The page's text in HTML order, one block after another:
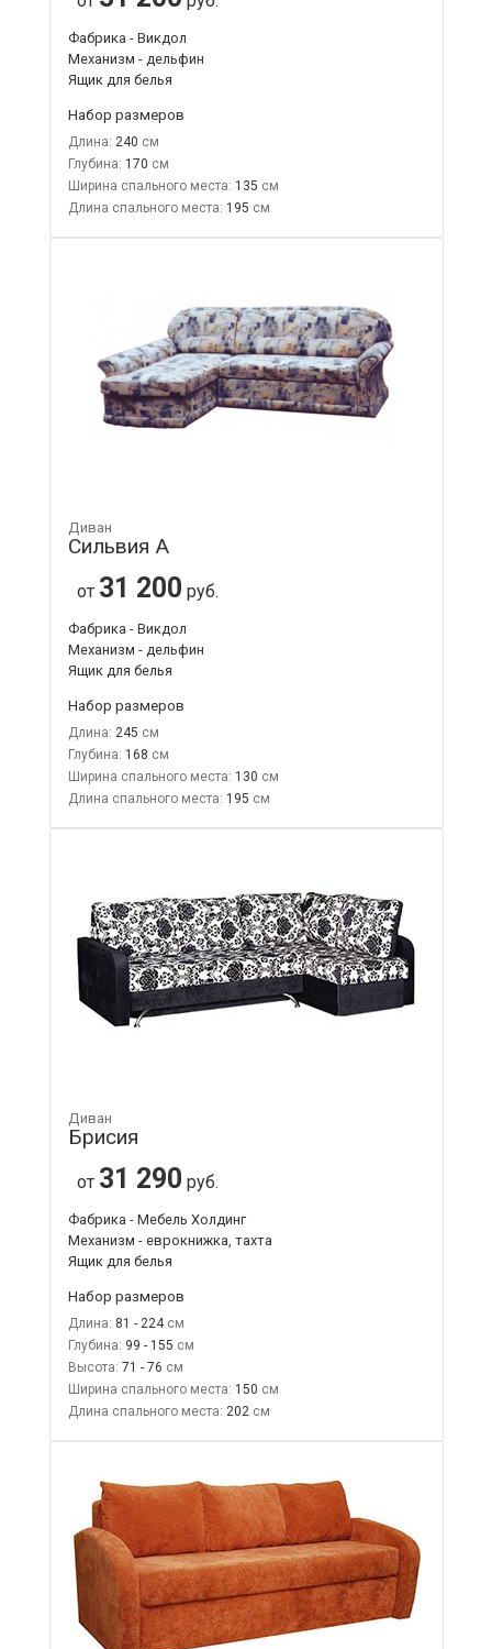
Фабрика - Викдол
Механизм - дельфин
Ящик для белья
Набор размеров
Длина: 240
Глубина: 170
Ширина спального места: 135
Длина спального места: 195
Диван
Сильвия А
от 31 200 руб.
Фабрика - Викдол
Механизм - дельфин
Ящик для белья
Набор размеров
Длина: 245
Глубина: 168
Ширина спального места: 130
Длина спального места: 195
Диван
Брисия
от 31 290 руб.
Фабрика - Мебель Холдинг
Механизм - еврокнижка, тахта
Ящик для белья
Набор размеров
Длина: 81 - 224
Глубина: 99 - 155
Высота: 71 - 76
Ширина спального места: 150
Длина спального места: 202